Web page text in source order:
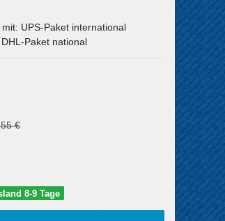
UPS-Paket international
Paket national
€
8-9 Tage